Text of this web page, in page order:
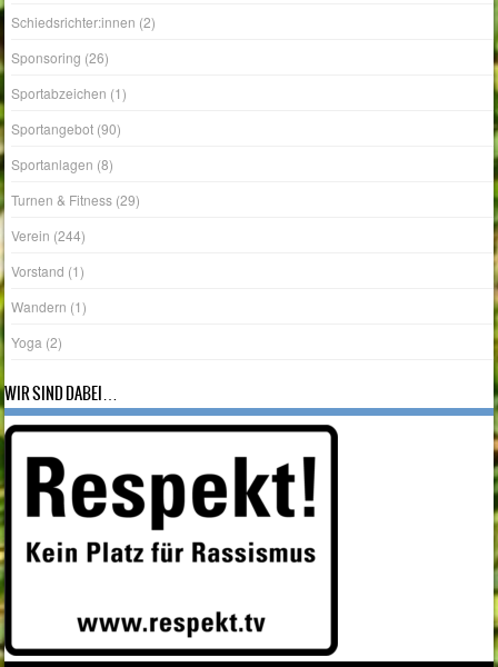
Sponsoring(26)
Sportabzeichen(1)
Sportangebot(90)
Sportanlagen (8)
Turnen & Fitness
Verein(244)
Vorstand(1)
Wandern (1)
Yoga(2)
WIR SIND DABEI…